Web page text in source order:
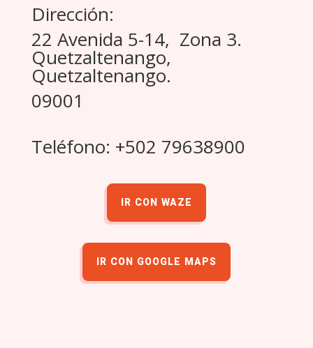
Dirección:
22 Avenida 5-14, Zona 3.
Quetzaltenango,
Quetzaltenango.
09001
Teléfono: +502 79638900
IR CON WAZE
IR CON GOOGLE MAPS